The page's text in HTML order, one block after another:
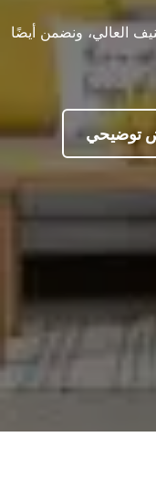
أيضًا